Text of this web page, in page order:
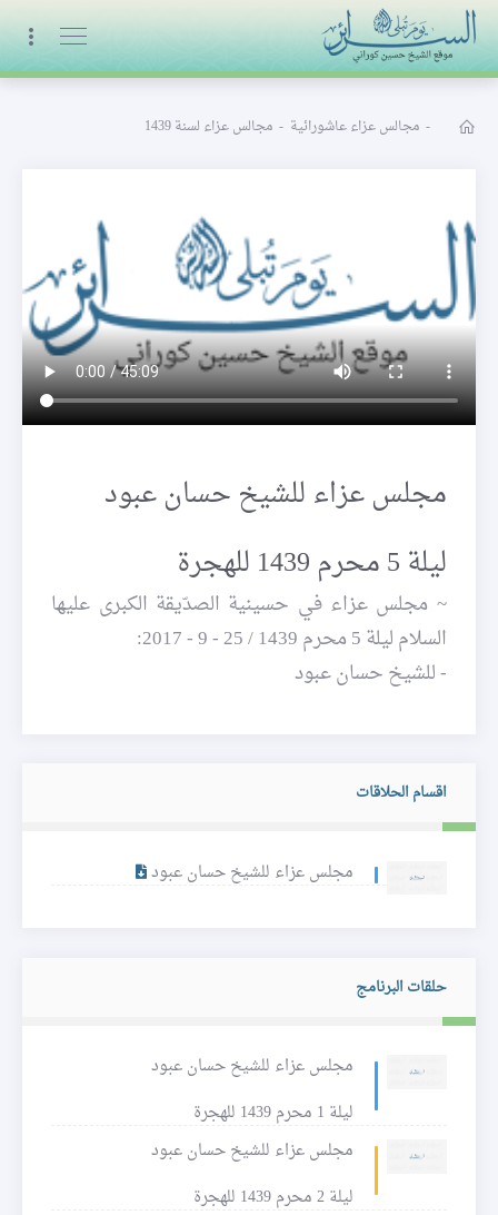
البث المباشر
- مجالس عزاء عاشورائية - مجالس عزاء لسنة 1439
مجلس عزاء للشيخ حسان عبود
ليلة 5 محرم 1439 للهجرة
~ مجلس عزاء في حسينية الصدّيقة الكبرى عليها
السلام ليلة 5 محرم 1439 / 25 - 9 - 2017:
- للشيخ حسان عبود
اقسام الحلاقات
مجلس عزاء للشيخ حسان عبود
حلقات البرنامج
مجلس عزاء للشيخ حسان عبود
ليلة 1 محرم 1439 للهجرة
مجلس عزاء للشيخ حسان عبود
ليلة 2 محرم 1439 للهجرة